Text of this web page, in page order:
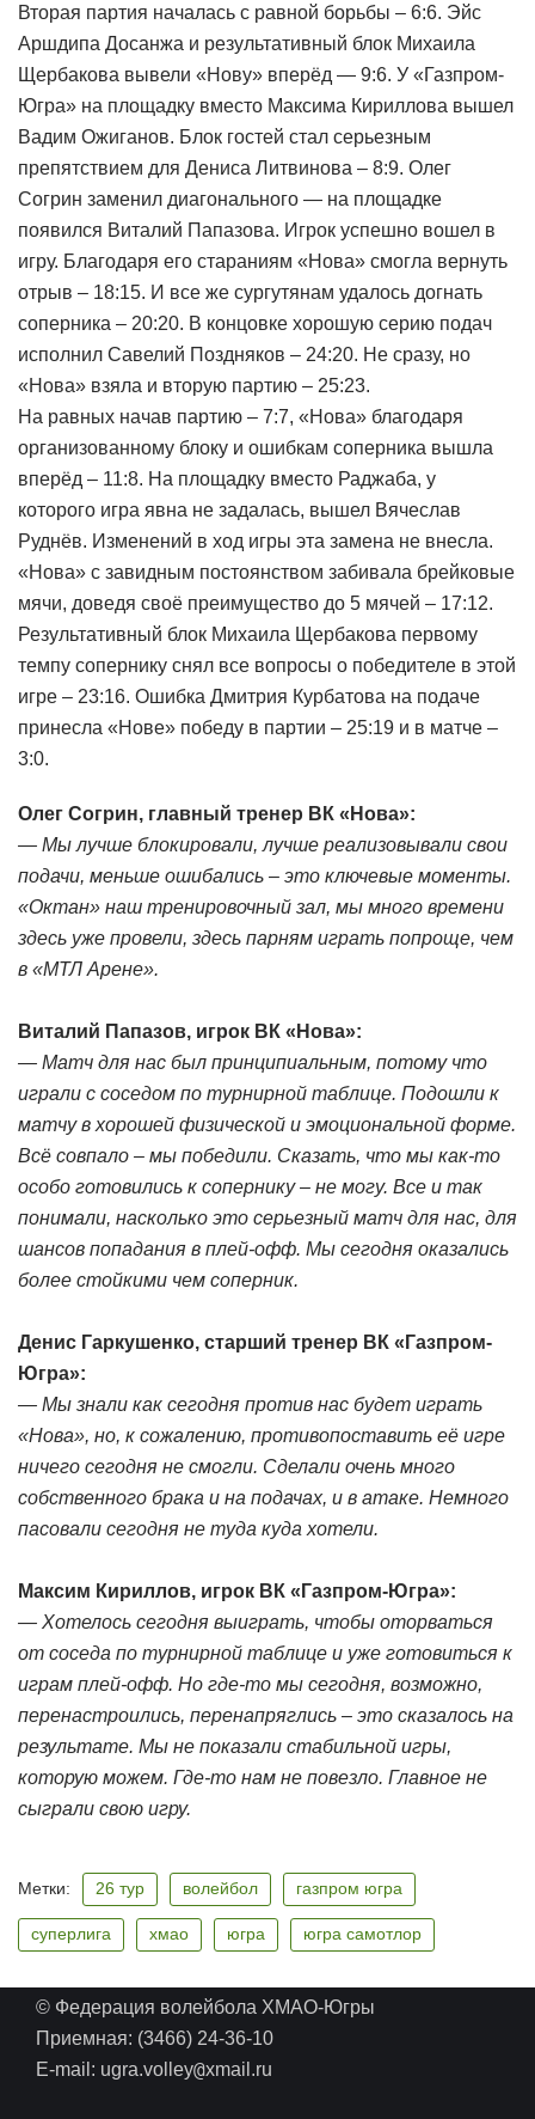
Вторая партия началась с равной борьбы – 6:6. Эйс
Аршдипа Досанжа и результативный блок Михаила
Щербакова вывели «Нову» вперёд — 9:6. У «Газпром-
Югра» на площадку вместо Максима Кириллова вышел
Вадим Ожиганов. Блок гостей стал серьезным
препятствием для Дениса Литвинова – 8:9. Олег
Согрин заменил диагонального — на площадке
появился Виталий Папазова. Игрок успешно вошел в
игру. Благодаря его стараниям «Нова» смогла вернуть
отрыв – 18:15. И все же сургутянам удалось догнать
соперника – 20:20. В концовке хорошую серию подач
исполнил Савелий Поздняков – 24:20. Не сразу, но
«Нова» взяла и вторую партию – 25:23.
На равных начав партию – 7:7, «Нова» благодаря
организованному блоку и ошибкам соперника вышла
вперёд – 11:8. На площадку вместо Раджаба, у
которого игра явна не задалась, вышел Вячеслав
Руднёв. Изменений в ход игры эта замена не внесла.
«Нова» с завидным постоянством забивала брейковые
мячи, доведя своё преимущество до 5 мячей – 17:12.
Результативный блок Михаила Щербакова первому
темпу сопернику снял все вопросы о победителе в этой
игре – 23:16. Ошибка Дмитрия Курбатова на подаче
принесла «Нове» победу в партии – 25:19 и в матче –
3:0.
Олег Согрин, главный тренер ВК «Нова»:
— Мы лучше блокировали, лучше реализовывали свои
подачи, меньше ошибались – это ключевые моменты.
«Октан» наш тренировочный зал, мы много времени
здесь уже провели, здесь парням играть попроще, чем
в «МТЛ Арене».
Виталий Папазов, игрок ВК «Нова»:
— Матч для нас был принципиальным, потому что
играли с соседом по турнирной таблице. Подошли к
матчу в хорошей физической и эмоциональной форме.
Всё совпало – мы победили. Сказать, что мы как-то
особо готовились к сопернику – не могу. Все и так
понимали, насколько это серьезный матч для нас, для
шансов попадания в плей-офф. Мы сегодня оказались
более стойкими чем соперник.
Денис Гаркушенко, старший тренер ВК «Газпром-
Югра»:
— Мы знали как сегодня против нас будет играть
«Нова», но, к сожалению, противопоставить её игре
ничего сегодня не смогли. Сделали очень много
собственного брака и на подачах, и в атаке. Немного
пасовали сегодня не туда куда хотели.
Максим Кириллов, игрок ВК «Газпром-Югра»:
— Хотелось сегодня выиграть, чтобы оторваться
от соседа по турнирной таблице и уже готовиться к
играм плей-офф. Но где-то мы сегодня, возможно,
перенастроились, перенапряглись – это сказалось на
результате. Мы не показали стабильной игры,
которую можем. Где-то нам не повезло. Главное не
сыграли свою игру.
Метки: 26 тур волейбол газпром югра
суперлига хмао югра югра самотлор
© Федерация волейбола ХМАО-Югры
Приемная: (3466) 24-36-10
E-mail: ugra.volley@xmail.ru